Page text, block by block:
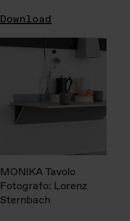
Download
MONIKA Tavolo
Fotografo: Lorenz
Sternbach